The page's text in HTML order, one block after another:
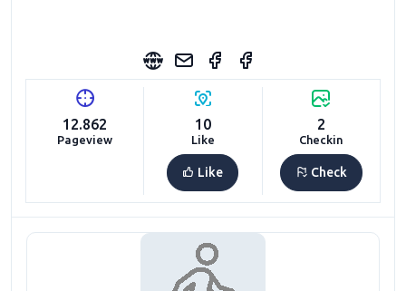
12.862
Pageview
10
Like
Like
2
Checkin
Check